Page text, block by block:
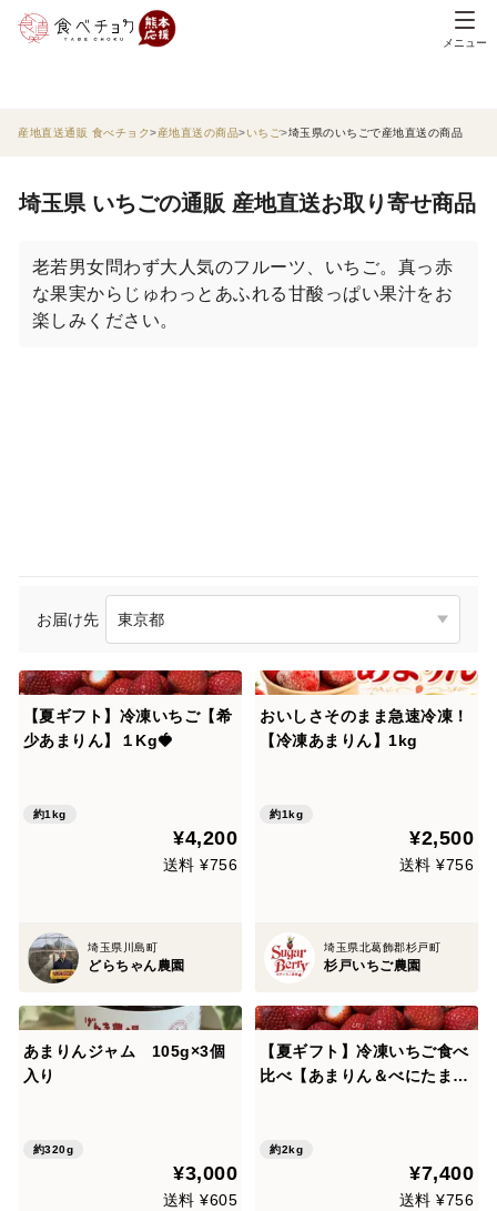
メニュー
産地直送通販 食べチョク 産地直送の商品 いちご 埼玉県のいちごで産地直送の商品
埼玉県 いちごの通販 産地直送お取り寄せ商品
老若男女問わず大人気のフルーツ、いちご。真っ赤
な果実からじゅわっとあふれる甘酸っぱい果汁をお
楽しみください。
お届け先
【夏ギフト】冷凍いちご【希
少あまりん】１Kg🍓
約1kg
¥4,200
送料 ¥756
埼玉県川島町
どらちゃん農園
おいしさそのまま急速冷凍！
【冷凍あまりん】1kg
約1kg
¥2,500
送料 ¥756
埼玉県北葛飾郡杉戸町
杉戸いちご農園
あまりんジャム 105g×3個
入り
約320g
¥3,000
送料 ¥605
【夏ギフト】冷凍いちご食べ
比べ【あまりん＆べにたま】
約2kg
¥7,400
送料 ¥756